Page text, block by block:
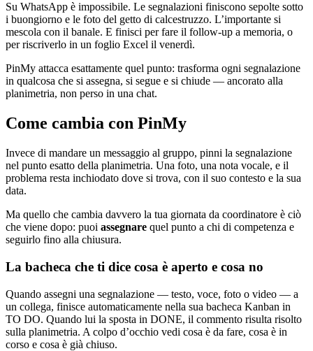
Su WhatsApp è impossibile. Le segnalazioni finiscono sepolte sotto
i buongiorno e le foto del getto di calcestruzzo. L’importante si
mescola con il banale. E finisci per fare il follow-up a memoria, o
per riscriverlo in un foglio Excel il venerdì.
PinMy attacca esattamente quel punto: trasforma ogni segnalazione
in qualcosa che si assegna, si segue e si chiude — ancorato alla
planimetria, non perso in una chat.
Come cambia con PinMy
Invece di mandare un messaggio al gruppo, pinni la segnalazione
nel punto esatto della planimetria. Una foto, una nota vocale, e il
problema resta inchiodato dove si trova, con il suo contesto e la sua
data.
Ma quello che cambia davvero la tua giornata da coordinatore è ciò
che viene dopo: puoi assegnare quel punto a chi di competenza e
seguirlo fino alla chiusura.
La bacheca che ti dice cosa è aperto e cosa no
Quando assegni una segnalazione — testo, voce, foto o video — a
un collega, finisce automaticamente nella sua bacheca Kanban in
TO DO. Quando lui la sposta in DONE, il commento risulta risolto
sulla planimetria. A colpo d’occhio vedi cosa è da fare, cosa è in
corso e cosa è già chiuso.